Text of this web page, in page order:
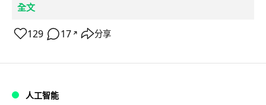
全文
129 17 ↗ 分享
人工智能